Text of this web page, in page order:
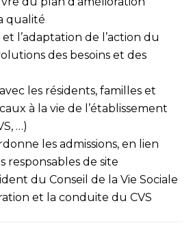
qualité
l’adaptation de l’action du
des besoins et des
les résidents, familles et
à la vie de l’établissement
…)
les admissions, en lien
responsables de site
du Conseil de la Vie Sociale
et la conduite du CVS